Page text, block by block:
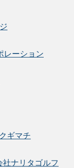
レーション
ギマチ
社ナリタゴルフ